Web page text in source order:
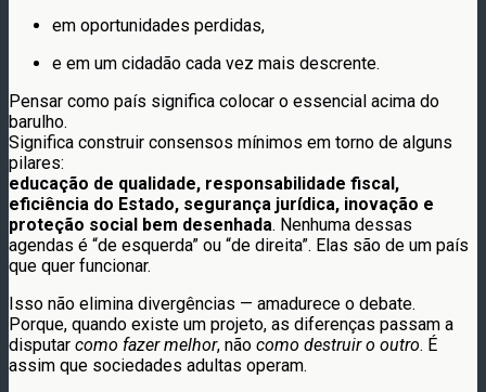
em oportunidades perdidas,
e em um cidadão cada vez mais descrente.
Pensar como país significa colocar o essencial acima do
barulho.
Significa construir consensos mínimos em torno de alguns
pilares:
educação de qualidade, responsabilidade fiscal,
eficiência do Estado, segurança jurídica, inovação e
proteção social bem desenhada. Nenhuma dessas
agendas é “de esquerda” ou “de direita”. Elas são de um país
que quer funcionar.
Isso não elimina divergências — amadurece o debate.
Porque, quando existe um projeto, as diferenças passam a
disputar como fazer melhor, não como destruir o outro. É
assim que sociedades adultas operam.